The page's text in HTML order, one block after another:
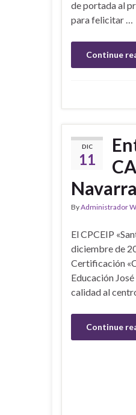
de portada al
para felicitar …
Continue
DIC
11
ByAdministrador
El CPCEIP
diciembre de
Certificación
Educación
calidad al
Continue